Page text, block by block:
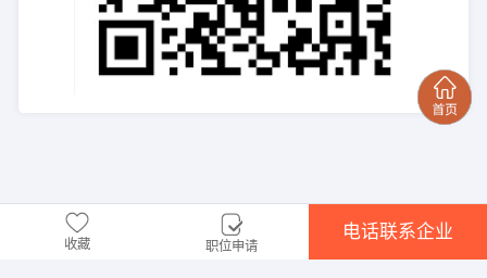
收藏 职位申请
电话联系企业